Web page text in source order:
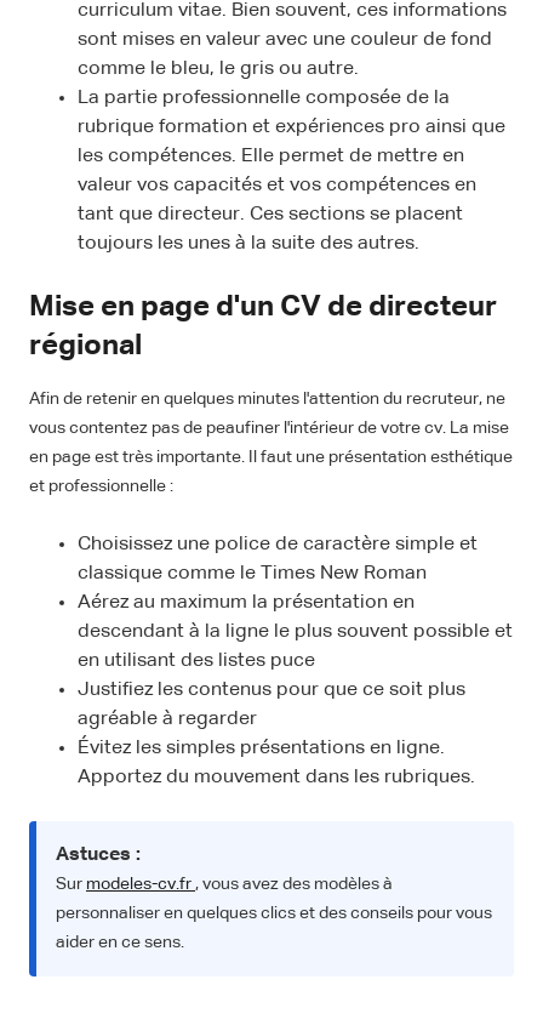
curriculum vitae. Bien souvent, ces informations
sont mises en valeur avec une couleur de fond
comme le bleu, le gris ou autre.
La partie professionnelle composée de la
rubrique formation et expériences pro ainsi que
les compétences. Elle permet de mettre en
valeur vos capacités et vos compétences en
tant que directeur. Ces sections se placent
toujours les unes à la suite des autres.
Mise en page d'un CV de directeur
régional
Afin de retenir en quelques minutes l'attention du recruteur, ne
vous contentez pas de peaufiner l'intérieur de votre cv. La mise
en page est très importante. Il faut une présentation esthétique
et professionnelle :
Choisissez une police de caractère simple et
classique comme le Times New Roman
Aérez au maximum la présentation en
descendant à la ligne le plus souvent possible et
en utilisant des listes puce
Justifiez les contenus pour que ce soit plus
agréable à regarder
Évitez les simples présentations en ligne.
Apportez du mouvement dans les rubriques.
Astuces :
Sur modeles-cv.fr , vous avez des modèles à
personnaliser en quelques clics et des conseils pour vous
aider en ce sens.